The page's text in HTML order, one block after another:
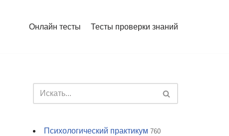
Онлайн тесты Тесты проверки знаний
Психологический практикум 760